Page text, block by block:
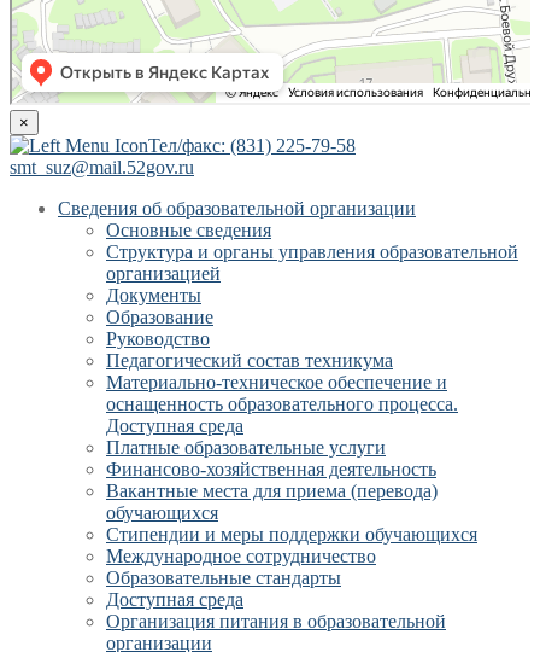
×
Тел/факс: (831) 225-79-58
smt_suz@mail.52gov.ru
Сведения об образовательной организации
Основные сведения
Структура и органы управления образовательной
организацией
Документы
Образование
Руководство
Педагогический состав техникума
Материально-техническое обеспечение и
оснащенность образовательного процесса.
Доступная среда
Платные образовательные услуги
Финансово-хозяйственная деятельность
Вакантные места для приема (перевода)
обучающихся
Стипендии и меры поддержки обучающихся
Международное сотрудничество
Образовательные стандарты
Доступная среда
Организация питания в образовательной
организации